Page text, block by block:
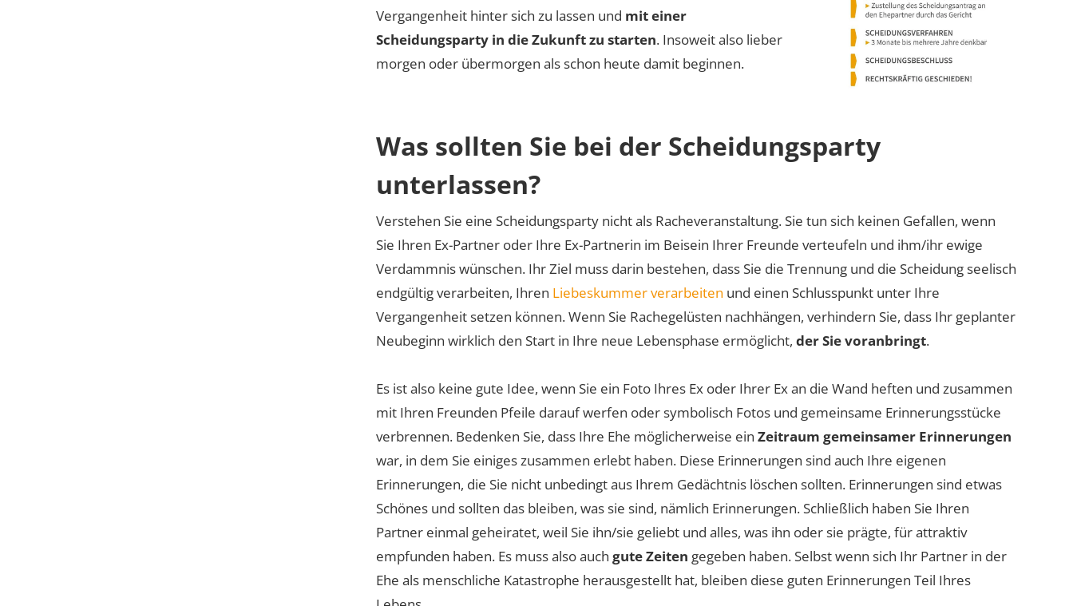
Vergangenheit hinter sich zu lassen und mit einer
Scheidungsparty in die Zukunft zu starten. Insoweit also lieber
morgen oder übermorgen als schon heute damit beginnen.
Was sollten Sie bei der Scheidungsparty
unterlassen?
Verstehen Sie eine Scheidungsparty nicht als Racheveranstaltung. Sie tun sich keinen Gefallen, wenn
Sie Ihren Ex-Partner oder Ihre Ex-Partnerin im Beisein Ihrer Freunde verteufeln und ihm/ihr ewige
Verdammnis wünschen. Ihr Ziel muss darin bestehen, dass Sie die Trennung und die Scheidung seelisch
endgültig verarbeiten, Ihren Liebeskummer verarbeiten und einen Schlusspunkt unter Ihre
Vergangenheit setzen können. Wenn Sie Rachegelüsten nachhängen, verhindern Sie, dass Ihr geplanter
Neubeginn wirklich den Start in Ihre neue Lebensphase ermöglicht,der Sie voranbringt.
Es ist also keine gute Idee, wenn Sie ein Foto Ihres Ex oder Ihrer Ex an die Wand heften und zusammen
mit Ihren Freunden Pfeile darauf werfen oder symbolisch Fotos und gemeinsame Erinnerungsstücke
verbrennen. Bedenken Sie, dass Ihre Ehe möglicherweise einZeitraum gemeinsamer Erinnerungen
war, in dem Sie einiges zusammen erlebt haben. Diese Erinnerungen sind auch Ihre eigenen
Erinnerungen, die Sie nicht unbedingt aus Ihrem Gedächtnis löschen sollten. Erinnerungen sind etwas
Schönes und sollten das bleiben, was sie sind, nämlich Erinnerungen. Schließlich haben Sie Ihren
Partner einmal geheiratet, weil Sie ihn/sie geliebt und alles, was ihn oder sie prägte, für attraktiv
empfunden haben. Es muss also auchgute Zeiten gegeben haben. Selbst wenn sich Ihr Partner in der
Ehe als menschliche Katastrophe herausgestellt hat, bleiben diese guten Erinnerungen Teil Ihres